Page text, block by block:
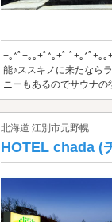
+｡*ﾟ+｡｡+ﾟ*｡+ﾟ ﾟ+｡*ﾟ+｡
能♪ススキノに来たなら
ニーもあるのでサウナ
北海道 江別市元野幌
HOTEL chada (